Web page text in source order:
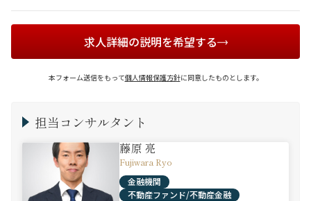
求人詳細の説明を希望する
本フォーム送信をもって個人情報保護方針に同意したものとします。
担当コンサルタント
藤原 亮
Fujiwara Ryo
金融機関
不動産ファンド/不動産金融